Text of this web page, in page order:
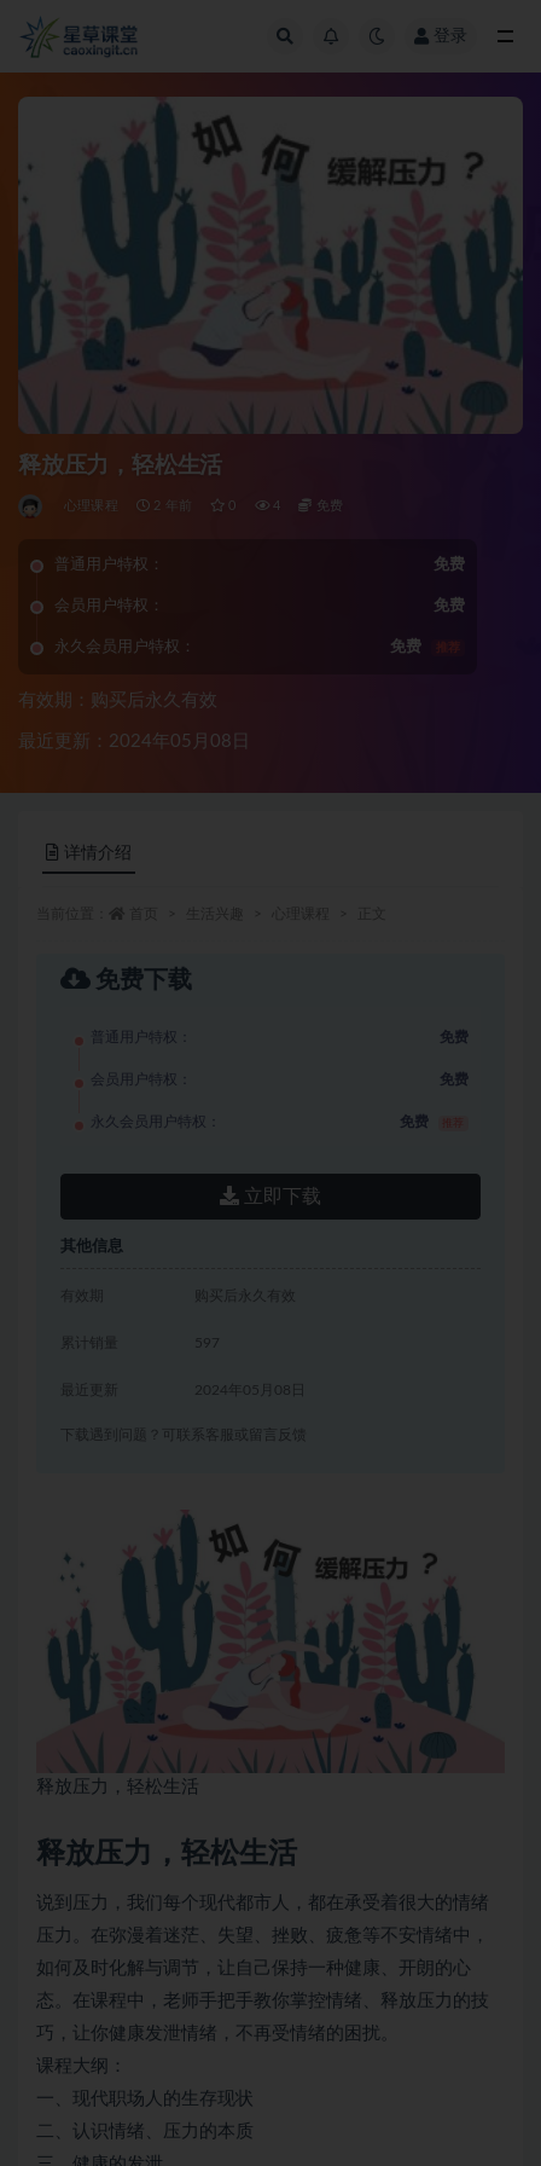
登录
释放压力，轻松生活
心理课程 2 年前 0 4 免费
普通用户特权： 免费
会员用户特权： 免费
永久会员用户特权： 免费 推荐
有效期：购买后永久有效
最近更新：2024年05月08日
详情介绍
免费下载
普通用户特权： 免费
会员用户特权： 免费
永久会员用户特权： 免费
立即下载
其他信息
有效期 购买后永久有效
累计销量 597
2024年05月08日
下载遇到问题？可联系客服或留言反馈
释放压力，轻松生活
释放压力，轻松生活
说到压力，我们每个现代都市人，都在承受着很大的情绪
压力。在弥漫着迷茫、失望、挫败、疲惫等不安情绪中，
如何及时化解与调节，让自己保持一种健康、开朗的心
态。在课程中，老师手把手教你掌控情绪、释放压力的技
巧，让你健康发泄情绪，不再受情绪的困扰。
课程大纲：
一、现代职场人的生存现状
二、认识情绪、压力的本质